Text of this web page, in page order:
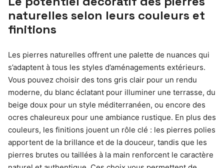
naturelles selon leurs couleurs et
finitions
Les pierres naturelles offrent une palette de nuances qui
s’adaptent à tous les styles d’aménagements extérieurs.
Vous pouvez choisir des tons gris clair pour un rendu
moderne, du blanc éclatant pour illuminer une terrasse, du
beige doux pour un style méditerranéen, ou encore des
ocres chaleureux pour une ambiance rustique. En plus des
couleurs, les finitions jouent un rôle clé : les pierres polies
apportent de la brillance et de la douceur, tandis que les
pierres brutes ou taillées à la main renforcent le caractère